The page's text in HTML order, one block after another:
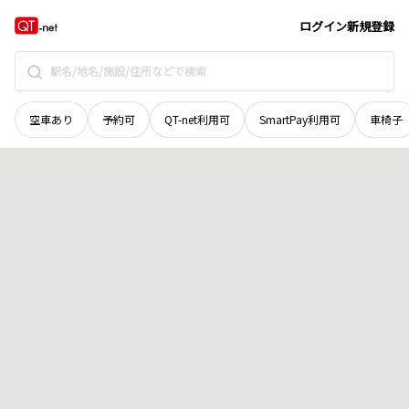
ログイン新規登録
空車あり 予約可 QT-net利用可 SmartPay利用可 車椅子
宮城県